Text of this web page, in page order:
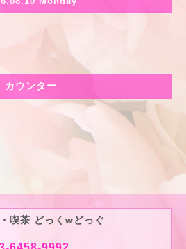
カウンター
喫茶 どっくwどっぐ